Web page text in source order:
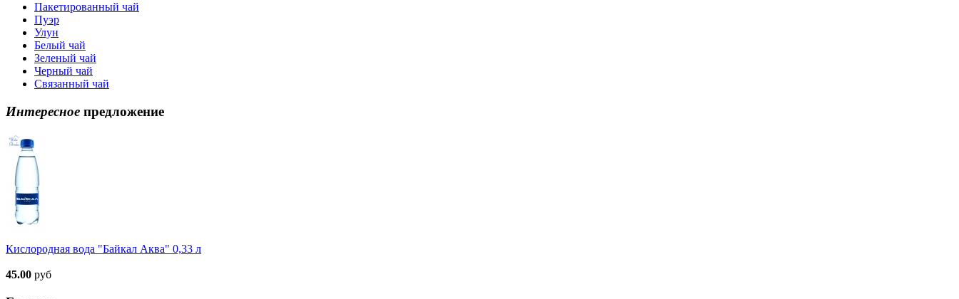
Пакетированный чай
Пуэр
Улун
Белый чай
Зеленый чай
Черный чай
Связанный чай
Интересное предложение
Кислородная вода "Байкал Аква" 0,33 л
45.00 руб